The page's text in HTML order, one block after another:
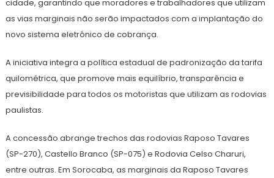
cidade, garantindo que moradores e trabalhadores que utilizam
as vias marginais não serão impactados com a implantação do
novo sistema eletrônico de cobrança.
A iniciativa integra a política estadual de padronização da tarifa
quilométrica, que promove mais equilíbrio, transparência e
previsibilidade para todos os motoristas que utilizam as rodovias
paulistas.
A concessão abrange trechos das rodovias Raposo Tavares
(SP-270), Castello Branco (SP-075) e Rodovia Celso Charuri,
entre outras. Em Sorocaba, as marginais da Raposo Tavares